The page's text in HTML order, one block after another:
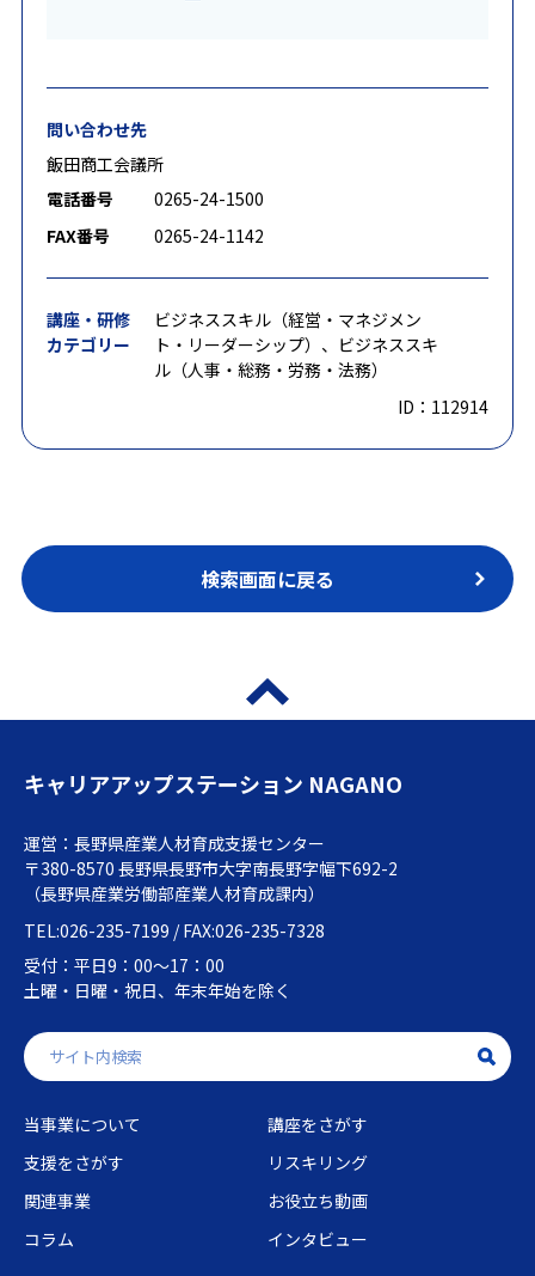
問い合わせ先
飯田商工会議所
電話番号
0265-24-1500
FAX番号
0265-24-1142
講座・研修
カテゴリー
ビジネススキル（経営・マネジメン
ト・リーダーシップ）、ビジネススキ
ル（人事・総務・労務・法務）
ID：112914
検索画面に戻る
キャリアアップステーション NAGANO
運営：長野県産業人材育成支援センター
〒380-8570 長野県長野市大字南長野字幅下692-2
（長野県産業労働部産業人材育成課内）
TEL:026-235-7199 / FAX:026-235-7328
受付：平日9：00～17：00
土曜・日曜・祝日、年末年始を除く
当事業について
講座をさがす
支援をさがす
リスキリング
関連事業
お役立ち動画
コラム
インタビュー